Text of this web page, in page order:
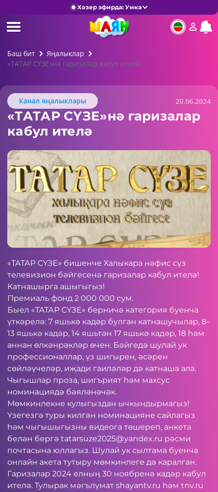
Хәзер эфирда: Умка
Баш бит
Яңалыклар
«ТАТАР СҮЗЕ»нә гаризалар кабул ителә
Канал яңалыклары 20.06.2024
«ТАТАР СҮЗЕ»нә гаризалар
кабул ителә
«ТАТАР СҮЗЕ» бишенче Халыкара нәфис сүз
телевизион бәйгесенә гаризалар кабул ителә!
Катнашырга ашыгыгыз!
Премиаль фонд 2 000 000 сум.
Быел «ТАТАР СҮЗЕ» берничә категория буенча
үткәрелә: 7 яшькә кадәр булган катнашучылар, 8-
13 яшькә кадәр, 14 яшьтән 17 яшькә кадәр, 18 һәм
аннан өлкәнрәкләр өчен. Бәйгедә шулай ук
профессионаллар, үз шигырен, әсәрен
сөйләүчеләр, иҗади гаиләләр дә катнаша ала.
Чыгышлар проза, шигърият һәм махсус
номинациядә бәяләнәчәк.
Мөмкинлекне кулыгыздан ычкындырмагыз!
Үзегезгә туры килгән номинацияне сайлагыз
һәм чыгышыгызны видеога төшереп, анкета
белән бергә tatarsuze2025@yandex.ru рәсми
почтасына юллагыз. Шулай ук сылтама буенча
онлайн акета тутыру мөмкинлеге дә каралган.
Гаризалар 2024 елның 30 ноябренә кадәр кабул
ителә. Тулырак мәгълүмат shayantv.ru һәм tnv.ru